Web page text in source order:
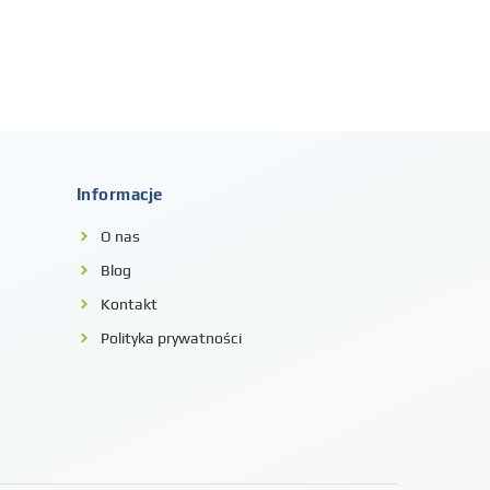
Informacje
O nas
Blog
Kontakt
Polityka prywatności